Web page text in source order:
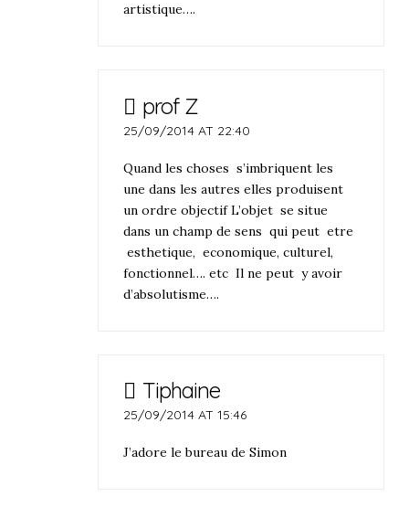
artistique….
prof Z
25/09/2014 AT 22:40
Quand les choses s’imbriquent les
une dans les autres elles produisent
un ordre objectif L’objet se situe
dans un champ de sens qui peut etre
esthetique, economique, culturel,
fonctionnel…. etc Il ne peut y avoir
d’absolutisme….
Tiphaine
25/09/2014 AT 15:46
J’adore le bureau de Simon